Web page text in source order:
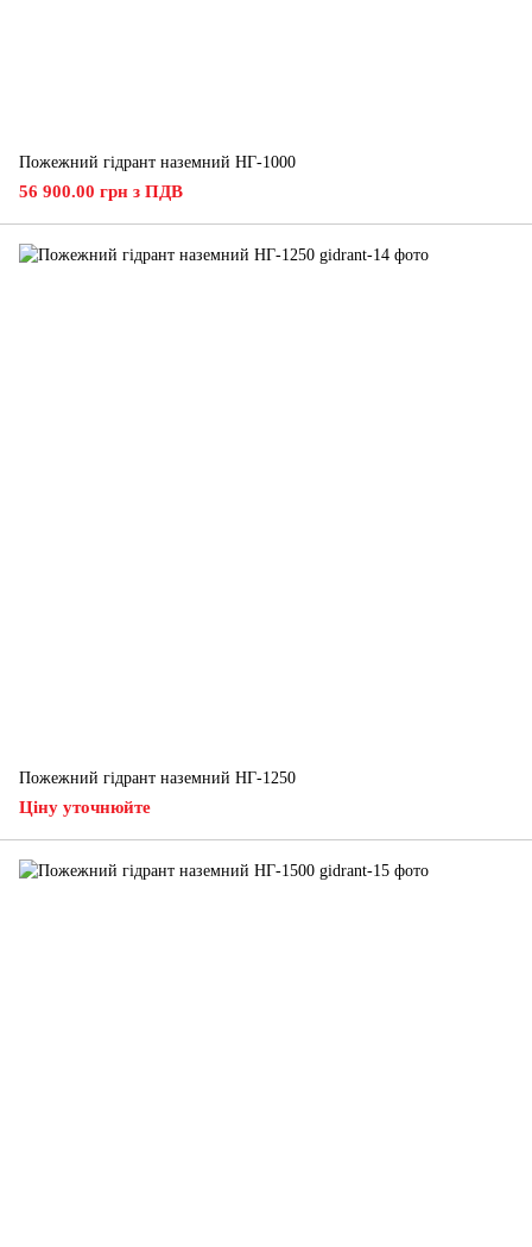
Пожежний гідрант наземний НГ-1000
56 900.00 грн з ПДВ
Пожежний гідрант наземний НГ-1250
Ціну уточнюйте